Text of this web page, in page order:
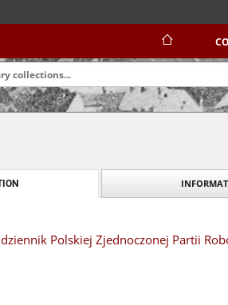
Polskiej Zjednoczonej Partii